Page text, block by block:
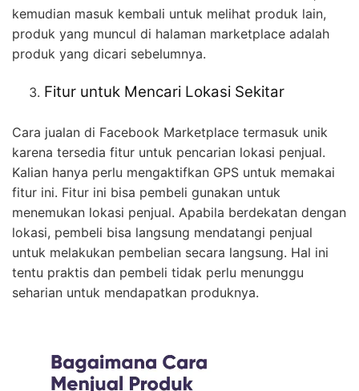
kemudian masuk kembali untuk melihat produk lain,
produk yang muncul di halaman marketplace adalah
produk yang dicari sebelumnya.
Fitur untuk Mencari Lokasi Sekitar
Cara jualan di Facebook Marketplace termasuk unik
karena tersedia fitur untuk pencarian lokasi penjual.
Kalian hanya perlu mengaktifkan GPS untuk memakai
fitur ini. Fitur ini bisa pembeli gunakan untuk
menemukan lokasi penjual. Apabila berdekatan dengan
lokasi, pembeli bisa langsung mendatangi penjual
untuk melakukan pembelian secara langsung. Hal ini
tentu praktis dan pembeli tidak perlu menunggu
seharian untuk mendapatkan produknya.